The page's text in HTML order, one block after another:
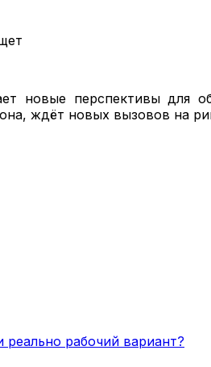
новые перспективы для
ждёт новых вызовов на
рабочий вариант?